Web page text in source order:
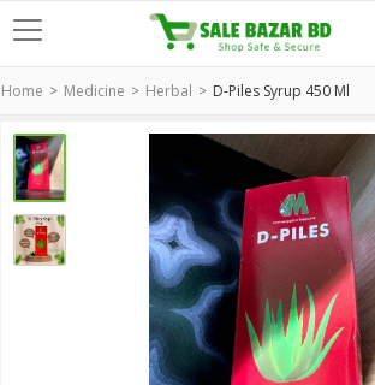
Home Medicine Herbal D-Piles Syrup 450 Ml